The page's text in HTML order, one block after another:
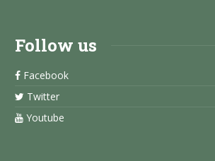
Follow us
Facebook
Twitter
Youtube